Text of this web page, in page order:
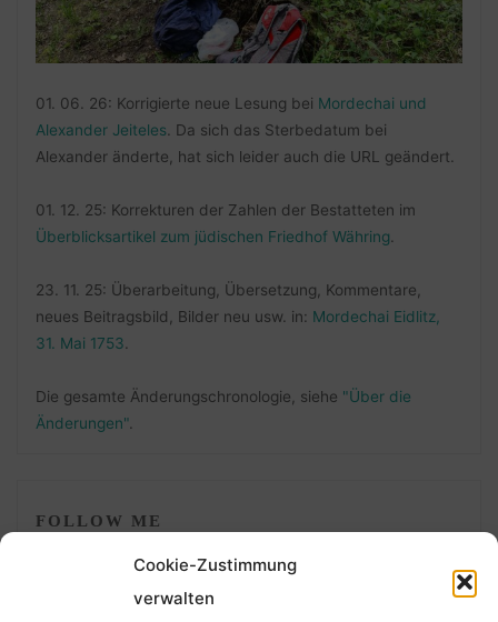
Cookie-Zustimmung
verwalten
01. 06. 26: Korrigierte neue Lesung bei Mordechai und
Alexander Jeiteles . Da sich das Sterbedatum bei
Alexander änderte, hat sich leider auch die URL geändert.
01. 12. 25: Korrekturen der Zahlen der Bestatteten im
Überblicksartikel zum jüdischen Friedhof Währing
23. 11. 25: Überarbeitung, Übersetzung, Kommentare,
neues Beitragsbild, Bilder neu usw. in: Mordechai Eidlitz,
31. Mai 1753
Die gesamte Änderungschronologie, siehe "Über die
Änderungen".
FOLLOW ME